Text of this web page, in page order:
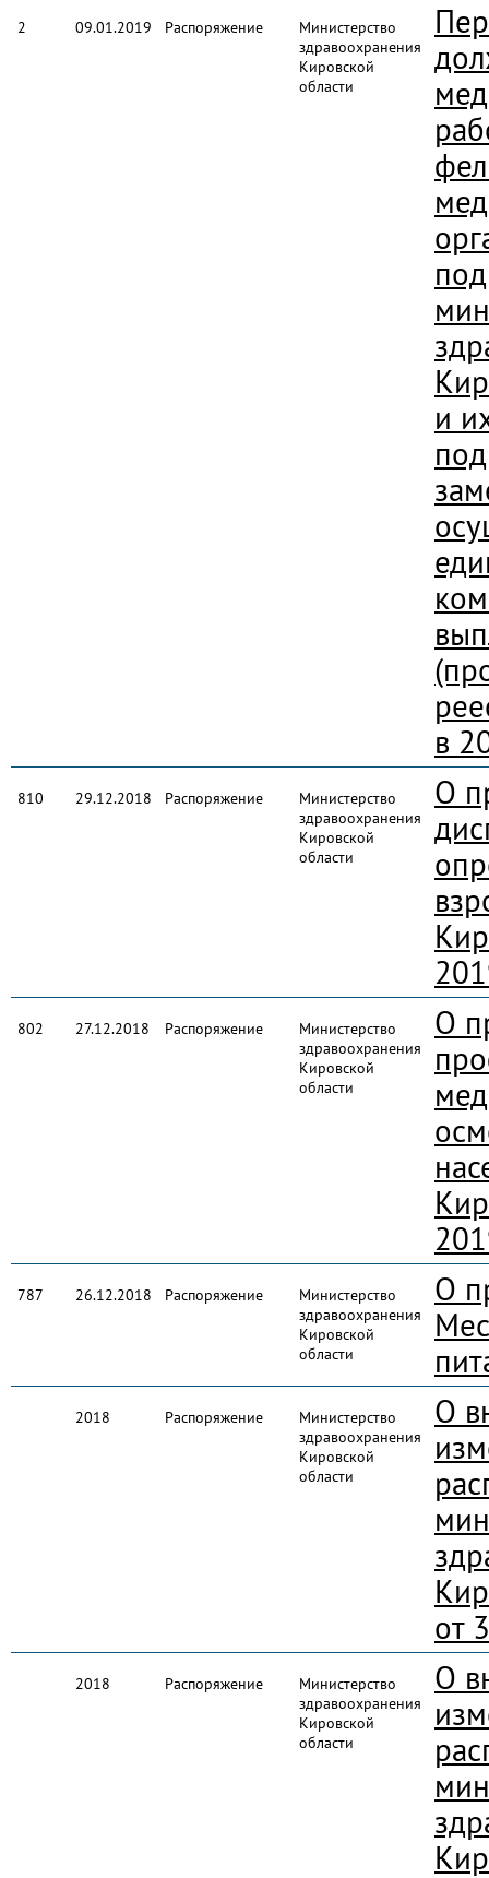
2 09.01.2019 Распоряжение
Министерство
здравоохранения
Кировской
области
и
в
810 29.12.2018 Распоряжение
Министерство
здравоохранения
Кировской
области
О
802 27.12.2018 Распоряжение
Министерство
здравоохранения
Кировской
области
О
787 26.12.2018 Распоряжение
Министерство
здравоохранения
Кировской
области
О
2018 Распоряжение
Министерство
здравоохранения
Кировской
области
О
от
2018 Распоряжение
Министерство
здравоохранения
Кировской
области
О